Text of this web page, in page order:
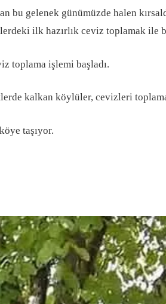
bu gelenek günümüzde halen
ilk hazırlık ceviz toplamak ile
toplama işlemi başladı.
kalkan köylüler, cevizleri
taşıyor.